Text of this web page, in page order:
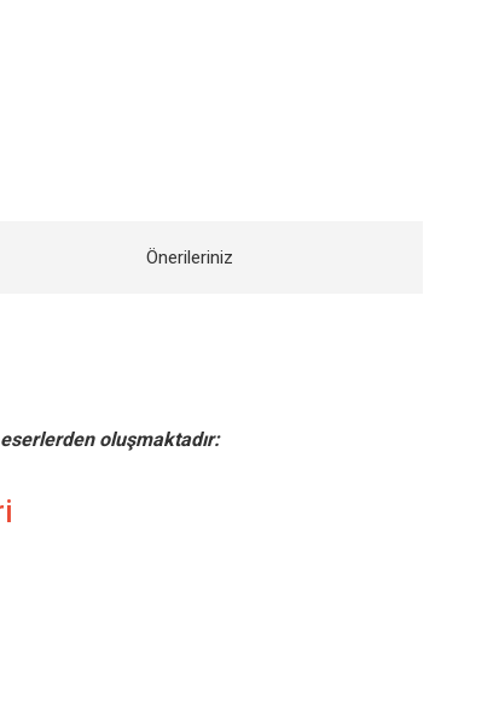
Önerileriniz
oluşmaktadır: